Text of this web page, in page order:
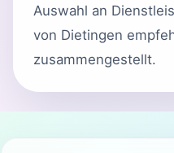
Auswahl an
von Dietingen
zusammengestellt.